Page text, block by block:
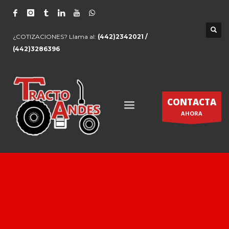
¿COTIZACIONES? Llama al: (442)2342021 /
(442)3286396
CONTACTA
AHORA